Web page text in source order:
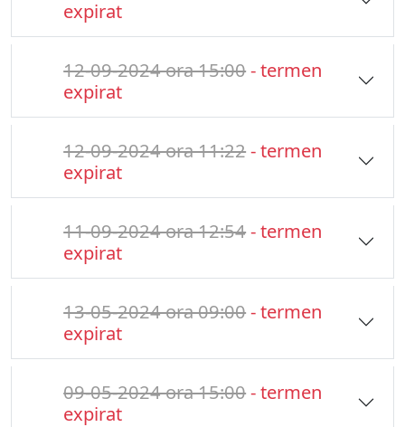
expirat
12-09-2024 ora 15:00- termen
expirat
12-09-2024 ora 11:22- termen
expirat
11-09-2024 ora 12:54- termen
expirat
13-05-2024 ora 09:00- termen
expirat
09-05-2024 ora 15:00- termen
expirat